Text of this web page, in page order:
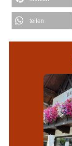
teilen